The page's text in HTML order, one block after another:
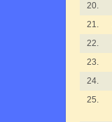
20.
21.
22.
23.
24.
25.